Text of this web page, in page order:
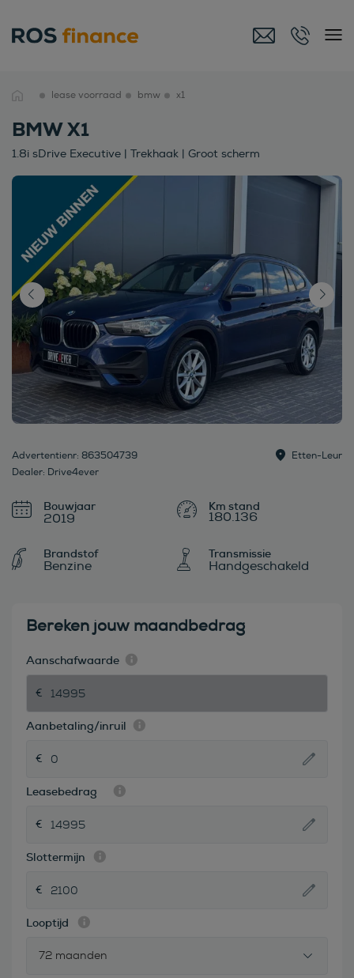
lease voorraad bmw x1
BMW X1
1.8i sDrive Executive | Trekhaak | Groot scherm
Advertentienr: 863504739
Dealer: Drive4ever
Etten-Leur
Bouwjaar
2019 180.136
Brandstof
Benzine
Transmissie
Handgeschakeld
Bereken jouw maandbedrag
Aanschafwaarde
Aanbetaling/inruil
Leasebedrag
Slottermijn
Looptijd
72 maanden